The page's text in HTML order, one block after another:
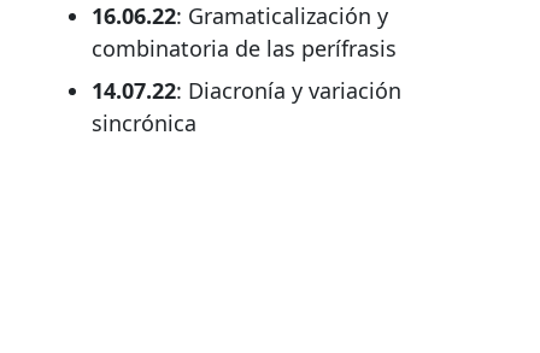
16.06.22: Gramaticalización y
combinatoria de las perífrasis
14.07.22: Diacronía y variación
sincrónica